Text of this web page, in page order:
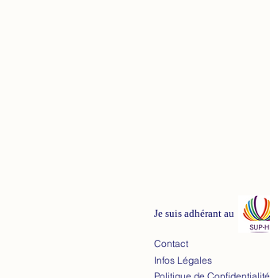
Je suis adhérant au
Contact
Infos Légales